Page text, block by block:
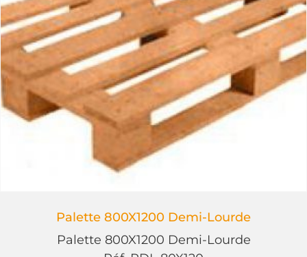
Palette 800X1200 Demi-Lourde
Palette 800X1200 Demi-Lourde